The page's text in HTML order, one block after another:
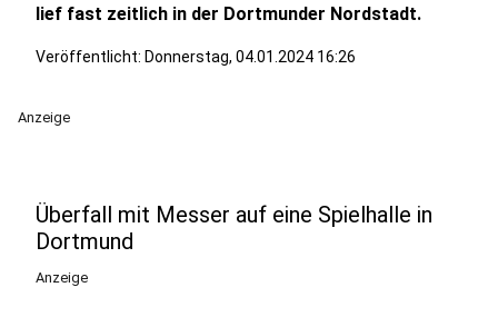
lief fast zeitlich in der Dortmunder Nordstadt.
Veröffentlicht: Donnerstag, 04.01.2024 16:26
Anzeige
Überfall mit Messer auf eine Spielhalle in
Dortmund
Anzeige